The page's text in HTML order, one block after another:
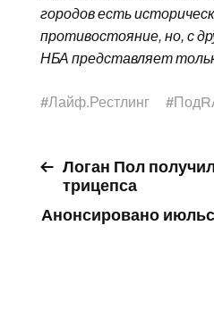
городов есть
противостояние, но, с
НБА представляет
#Лайф.Рестлинг #
Логан Пол
трицепса
Анонсировано